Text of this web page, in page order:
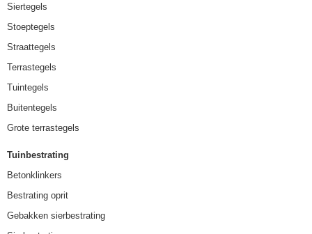
Siertegels
Stoeptegels
Straattegels
Terrastegels
Tuintegels
Buitentegels
Grote terrastegels
Tuinbestrating
Betonklinkers
Bestrating oprit
Gebakken sierbestrating